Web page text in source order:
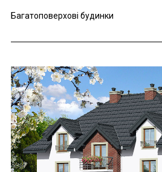
Багатоповерхові будинки